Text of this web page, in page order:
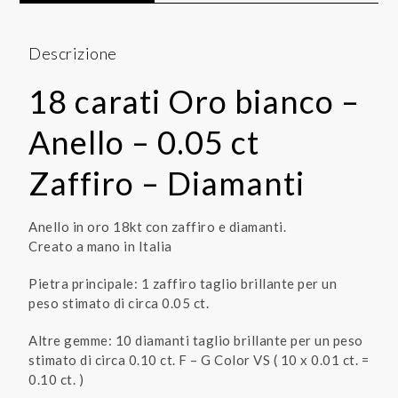
Descrizione
18 carati Oro bianco –
Anello – 0.05 ct
Zaffiro – Diamanti
Anello in oro 18kt con zaffiro e diamanti.
Creato a mano in Italia
Pietra principale: 1 zaffiro taglio brillante per un
peso stimato di circa 0.05 ct.
Altre gemme: 10 diamanti taglio brillante per un peso
stimato di circa 0.10 ct. F – G Color VS ( 10 x 0.01 ct. =
0.10 ct. )